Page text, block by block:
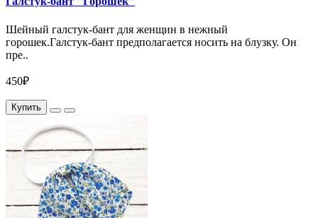
Шейный галстук-бант для женщин в нежный
горошек.Галстук-бант предполагается носить на блузку. Он
пре..
450₽
Купить